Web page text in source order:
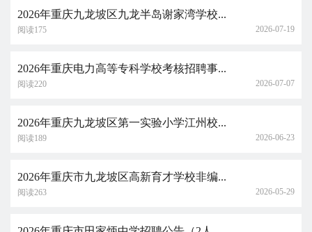
2026年重庆九龙坡区九龙半岛谢家湾学校...
阅读175 2026-07-19
2026年重庆电力高等专科学校考核招聘事...
阅读220 2026-07-07
2026年重庆九龙坡区第一实验小学江州校...
阅读189 2026-06-23
2026年重庆市九龙坡区高新育才学校非编...
阅读263 2026-05-29